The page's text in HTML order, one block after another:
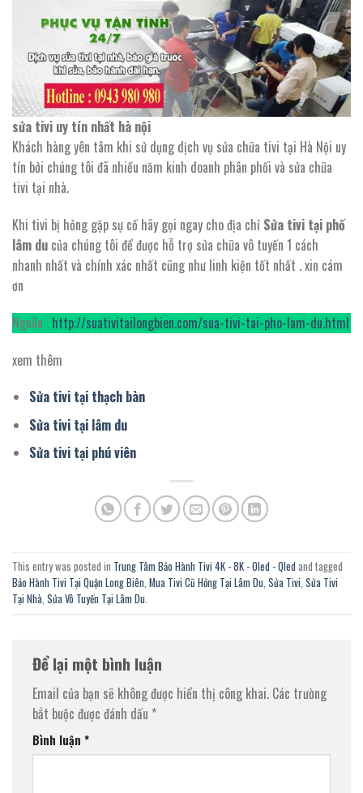
sửa tivi uy tín nhất hà nội
Khách hàng yên tâm khi sử dụng dịch vụ sửa chữa tivi tại Hà Nội uy
tín bởi chúng tôi đã nhiều năm kinh doanh phân phối và sửa chữa
tivi tại nhà.
Khi tivi bị hỏng gặp sự cố hãy gọi ngay cho địa chỉ Sửa tivi tại phố
lâm du của chúng tôi để được hỗ trợ sửa chữa vô tuyến 1 cách
nhanh nhất và chính xác nhất cũng như linh kiện tốt nhất . xin cám
ơn
Nguồn : http://suativitailongbien.com/sua-tivi-tai-pho-lam-du.html
xem thêm
Sửa tivi tại thạch bàn
Sửa tivi tại lâm du
Sửa tivi tại phú viên
This entry was posted in Trung Tâm Bảo Hành Tivi 4K - 8K - Oled - Qled and tagged
Bảo Hành Tivi Tại Quận Long Biên, Mua Tivi Cũ Hỏng Tại Lâm Du, Sửa Tivi, Sửa Tivi
Tại Nhà, Sửa Vô Tuyến Tại Lâm Du.
Để lại một bình luận
Email của bạn sẽ không được hiển thị công khai. Các trường
bắt buộc được đánh dấu *
Bình luận *